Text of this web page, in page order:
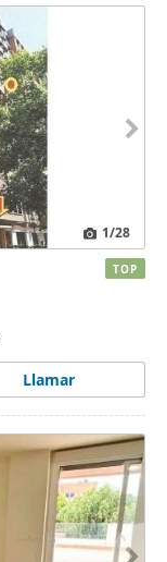
1/28
Llamar
TOP